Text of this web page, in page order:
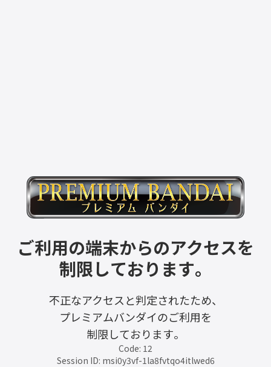
ご利用の端末からのアクセスを
制限しております。
不正なアクセスと判定されたため、
プレミアムバンダイのご利用を
制限しております。
Code: 12
Session ID: msi0y3vf-1la8fvtqo4itlwed6